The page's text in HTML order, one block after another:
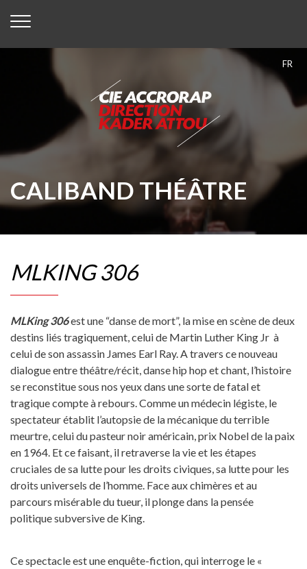
FR
CALIBAND THÉÂTRE
MLKING 306
MLKing 306est une “danse de mort”, la mise en scène de deux
destins liés tragiquement, celui de Martin Luther King Jr à
celui de son assassin James Earl Ray. A travers ce nouveau
dialogue entre théâtre/récit, danse hip hop et chant, l’histoire
se reconstitue sous nos yeux dans une sorte de fatal et
tragique compte à rebours. Comme un médecin légiste, le
spectateur établit l’autopsie de la mécanique du terrible
meurtre, celui du pasteur noir américain, prix Nobel de la paix
en 1964. Et ce faisant, il retraverse la vie et les étapes
cruciales de sa lutte pour les droits civiques, sa lutte pour les
droits universels de l’homme. Face aux chimères et au
parcours misérable du tueur, il plonge dans la pensée
politique subversive de King.
Ce spectacle est une enquête-fiction, qui interroge le «